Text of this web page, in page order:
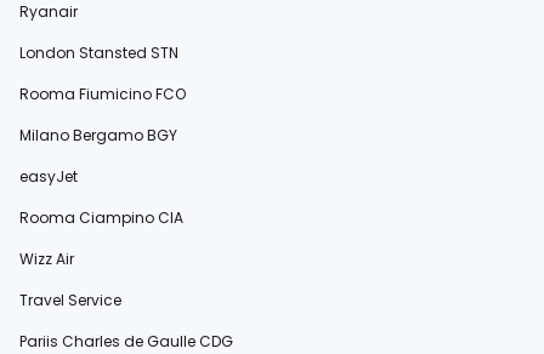
Ryanair
London Stansted STN
Rooma Fiumicino FCO
Milano Bergamo BGY
easyJet
Rooma Ciampino CIA
Wizz Air
Travel Service
Pariis Charles de Gaulle CDG